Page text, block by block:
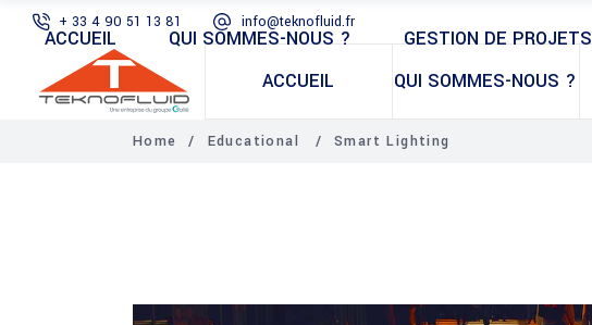
+ 33 4 90 51 13 81 info@teknofluid.fr
ACCUEIL QUI SOMMES-NOUS ?
ACCUEIL QUI SOMMES-NOUS ? GESTION DE PROJETS
Home / Educational /Smart Lighting